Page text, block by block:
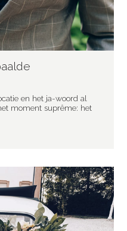
en het ja-woord al
moment suprême: het